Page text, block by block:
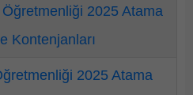
2025 Atama
Kontenjanları
2025 Atama